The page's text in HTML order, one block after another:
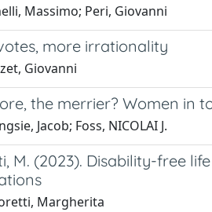
Massimo; Peri, Giovanni
more irrationality
Giovanni
the merrier? Women in
Jacob; Foss, NICOLAI J.
M. (2023). Disability-free
Margherita